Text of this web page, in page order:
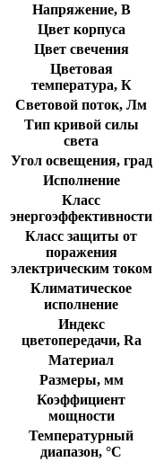
Напряжение, В
Цвет корпуса
Цвет свечения
Цветовая
температура, К
Световой поток, Лм
Тип кривой силы
света
Угол освещения, град
Исполнение
Класс
энергоэффективности
Класс защиты от
поражения
электрическим током
Климатическое
исполнение
Индекс
цветопередачи, Ra
Материал
Размеры, мм
Коэффициент
мощности
Температурный
диапазон, °C